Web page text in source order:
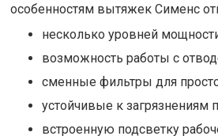
особенностям вытяжек Сименс
несколько уровней
возможность работы с
сменные фильтры для
устойчивые к загрязнениям
встроенную подсветку